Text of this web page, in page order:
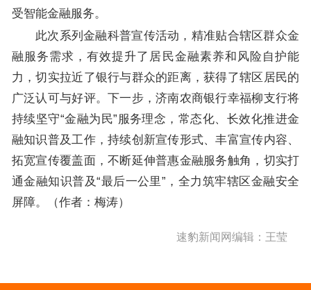
受智能金融服务。
此次系列金融科普宣传活动，精准贴合辖区群众金
融服务需求，有效提升了居民金融素养和风险自护能
力，切实拉近了银行与群众的距离，获得了辖区居民的
广泛认可与好评。下一步，济南农商银行幸福柳支行将
持续坚守“金融为民”服务理念，常态化、长效化推进金
融知识普及工作，持续创新宣传形式、丰富宣传内容、
拓宽宣传覆盖面，不断延伸普惠金融服务触角，切实打
通金融知识普及“最后一公里”，全力筑牢辖区金融安全
屏障。（作者：梅涛）
速豹新闻网编辑：王莹